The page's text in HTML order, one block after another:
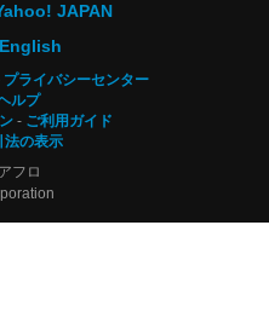
JAPAN
English
プライバシーセンター
ルプ
ご利用ガイド
法の表示
フロ